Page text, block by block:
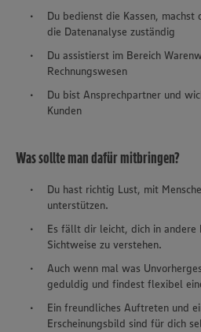
Du bedienst die Kassen,
die Datenanalyse zuständig
Du assistierst im Bereich
Rechnungswesen
Du bist Ansprechpartner und
Kunden
Was sollte man dafür mitbringen?
Du hast richtig Lust, mit
unterstützen.
Es fällt dir leicht, dich in andere
Sichtweise zu verstehen.
Auch wenn mal was
geduldig und findest flexibel
Ein freundliches Auftreten und
Erscheinungsbild sind für dich